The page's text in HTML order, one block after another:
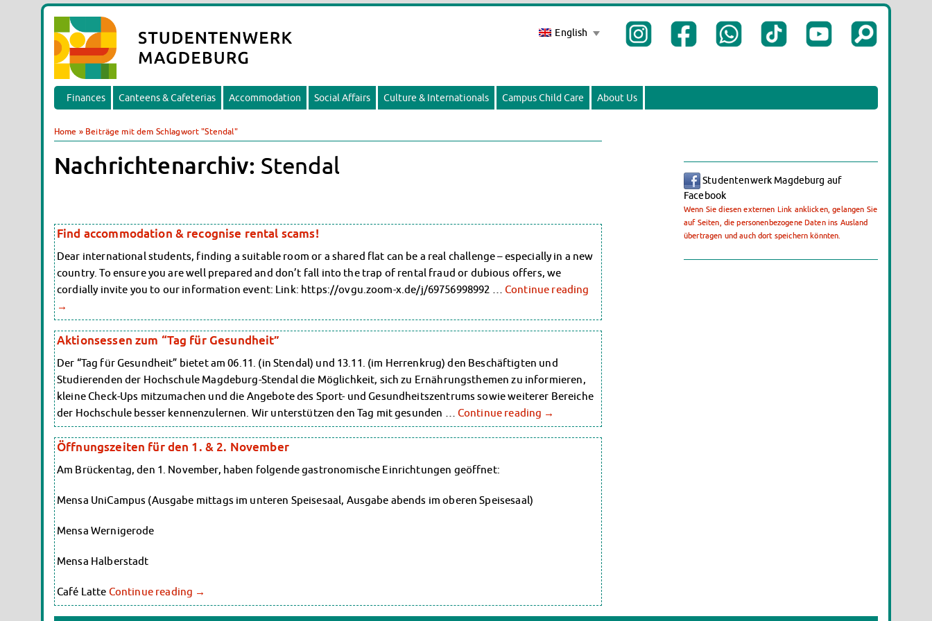
English
Finances Canteens & Cafeterias Accommodation Social Affairs Culture & Internationals Campus Child Care About Us
Studentenwerk Magdeburg auf
Facebook
Wenn Sie diesen externen Link anklicken, gelangen Sie
auf Seiten, die personenbezogene Daten ins Ausland
übertragen und auch dort speichern könnten.
Home » Beiträge mit dem Schlagwort "Stendal"
Nachrichtenarchiv: Stendal
Find accommodation & recognise rental scams!
Dear international students, finding a suitable room or a shared flat can be a real challenge – especially in a new
country. To ensure you are well prepared and don’t fall into the trap of rental fraud or dubious offers, we
cordially invite you to our information event: Link: https://ovgu.zoom-x.de/j/69756998992 … Continue reading
→
Aktionsessen zum “Tag für Gesundheit”
Der “Tag für Gesundheit” bietet am 06.11. (in Stendal) und 13.11. (im Herrenkrug) den Beschäftigten und
Studierenden der Hochschule Magdeburg-Stendal die Möglichkeit, sich zu Ernährungsthemen zu informieren,
kleine Check-Ups mitzumachen und die Angebote des Sport- und Gesundheitszentrums sowie weiterer Bereiche
der Hochschule besser kennenzulernen. Wir unterstützen den Tag mit gesunden … Continue reading →
Öffnungszeiten für den 1. & 2. November
Am Brückentag, den 1. November, haben folgende gastronomische Einrichtungen geöffnet:
Mensa UniCampus (Ausgabe mittags im unteren Speisesaal, Ausgabe abends im oberen Speisesaal)
Mensa Wernigerode
Mensa Halberstadt
Café Latte Continue reading →